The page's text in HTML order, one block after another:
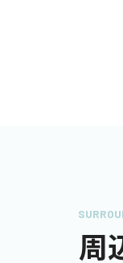
周